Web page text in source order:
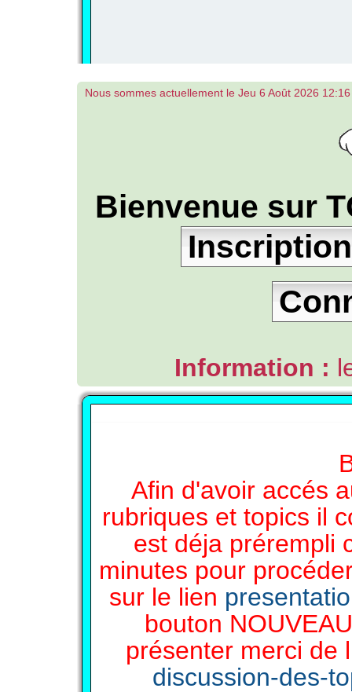
Nous sommes actuellement le Jeu 6 Août 2026 12:16
Bienvenue sur
Inscription
Information :
Afin d'avoir accés
rubriques et topics il
est déja prérempli
minutes pour
sur le lien
bouton
présenter merci de
discussion-des-